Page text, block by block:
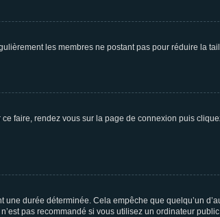
les membres ne postant pas pour réduire la
faire, rendez vous sur la page de connexion puis
durée déterminée. Cela empêche que quelqu’un
pas recommandé si vous utilisez un ordinateur